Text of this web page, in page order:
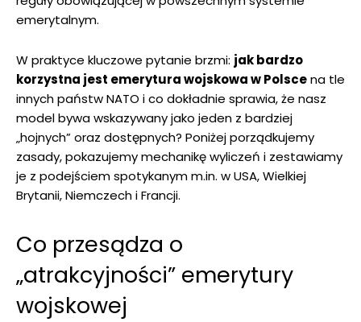
emerytalnym.
W praktyce kluczowe pytanie brzmi: jak bardzo
korzystna jest emerytura wojskowa w Polscena tle
innych państw NATO i co dokładnie sprawia, że nasz
model bywa wskazywany jako jeden z bardziej
„hojnych” oraz dostępnych? Poniżej porządkujemy
zasady, pokazujemy mechanikę wyliczeń i zestawiamy
je z podejściem spotykanym m.in. w USA, Wielkiej
Brytanii, Niemczech i Francji.
Co przesądza o
„atrakcyjności” emerytury
wojskowej